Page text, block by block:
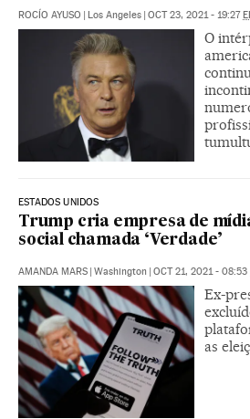
ROCÍO AYUSO | Los Angeles | OCT 23, 2021 - 19:27
O
ESTADOS UNIDOS
Trump cria empresa de
social chamada ‘Verdade’
AMANDA MARS | Washington | OCT 21, 2021 - 08:53
Ex-
as